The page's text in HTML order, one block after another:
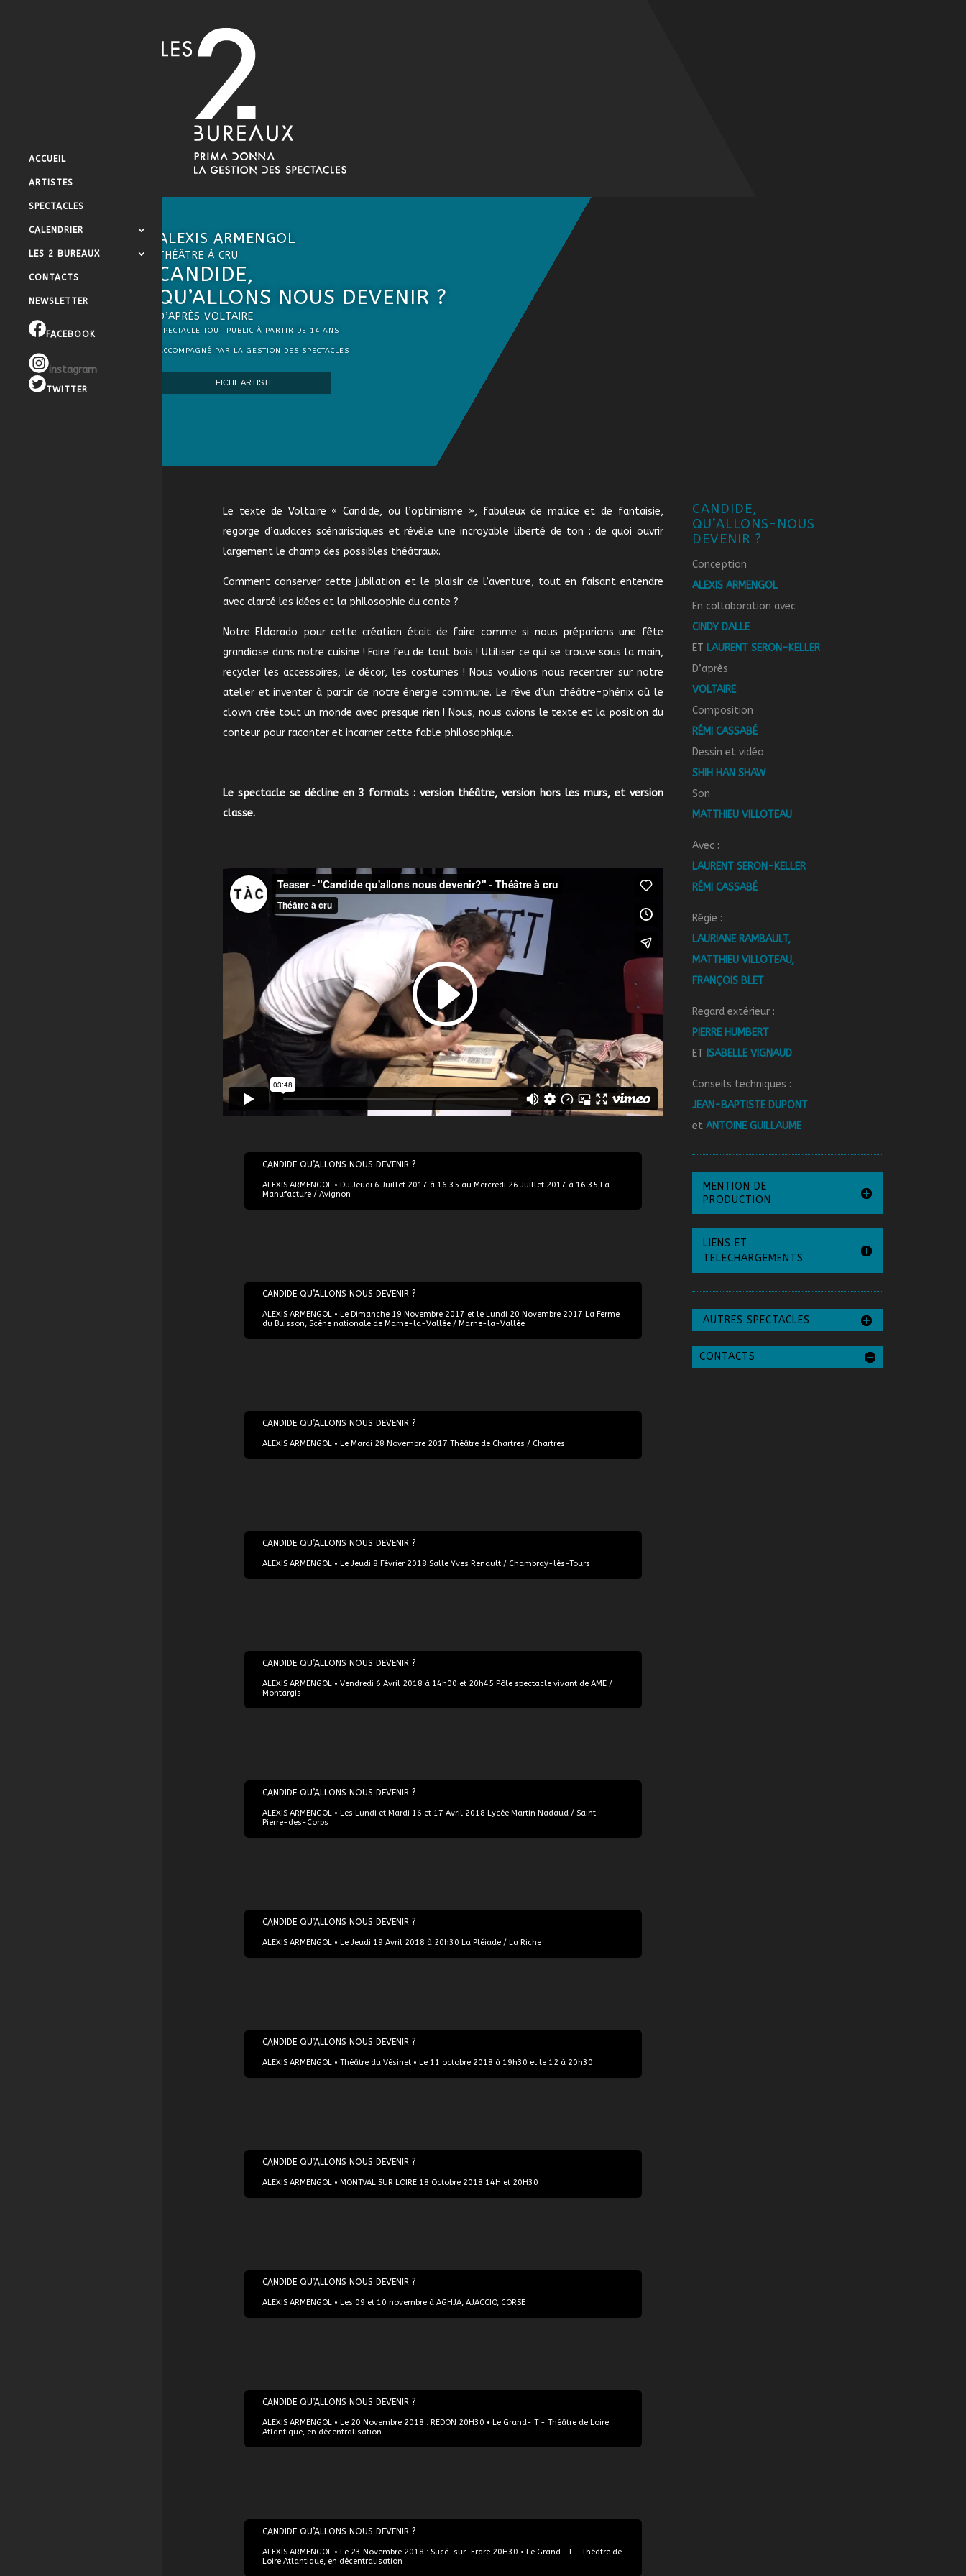
ACCUEIL
ARTISTES
SPECTACLES
CALENDRIER
LES 2 BUREAUX
CONTACTS
NEWSLETTER
FACEBOOK
instagram
TWITTER
ALEXIS ARMENGOL
THÉÂTRE À CRU
CANDIDE,
QU’ALLONS NOUS DEVENIR ?
D’APRÈS VOLTAIRE
SPECTACLE TOUT PUBLIC À PARTIR DE 14 ANS
ACCOMPAGNÉ PAR LA GESTION DES SPECTACLES
FICHE ARTISTE
Le texte de Voltaire « Candide, ou l’optimisme », fabuleux de malice et de fantaisie,
regorge d’audaces scénaristiques et révèle une incroyable liberté de ton : de quoi ouvrir
largement le champ des possibles théâtraux.
Comment conserver cette jubilation et le plaisir de l’aventure, tout en faisant entendre
avec clarté les idées et la philosophie du conte ?
Notre Eldorado pour cette création était de faire comme si nous préparions une fête
grandiose dans notre cuisine ! Faire feu de tout bois ! Utiliser ce qui se trouve sous la main,
recycler les accessoires, le décor, les costumes ! Nous voulions nous recentrer sur notre
atelier et inventer à partir de notre énergie commune. Le rêve d’un théâtre-phénix où le
clown crée tout un monde avec presque rien ! Nous, nous avions le texte et la position du
conteur pour raconter et incarner cette fable philosophique.
Le spectacle se décline en 3 formats : version théâtre, version hors les murs, et version
classe.
06/07/2017
CANDIDE QU’ALLONS NOUS DEVENIR ?
ALEXIS ARMENGOL • Du Jeudi 6 Juillet 2017 à 16:35 au Mercredi 26 Juillet 2017 à 16:35 La
Manufacture / Avignon
19/11/2017
CANDIDE QU’ALLONS NOUS DEVENIR ?
ALEXIS ARMENGOL • Le Dimanche 19 Novembre 2017 et le Lundi 20 Novembre 2017 La Ferme
du Buisson, Scène nationale de Marne-la-Vallée / Marne-la-Vallée
28/11/2017
CANDIDE QU’ALLONS NOUS DEVENIR ?
ALEXIS ARMENGOL • Le Mardi 28 Novembre 2017 Théâtre de Chartres / Chartres
08/02/2018
CANDIDE QU’ALLONS NOUS DEVENIR ?
ALEXIS ARMENGOL • Le Jeudi 8 Février 2018 Salle Yves Renault / Chambray-lès-Tours
06/04/2018
CANDIDE QU’ALLONS NOUS DEVENIR ?
ALEXIS ARMENGOL • Vendredi 6 Avril 2018 à 14h00 et 20h45 Pôle spectacle vivant de AME /
Montargis
16/04/2018
CANDIDE QU’ALLONS NOUS DEVENIR ?
ALEXIS ARMENGOL • Les Lundi et Mardi 16 et 17 Avril 2018 Lycée Martin Nadaud / Saint-
Pierre-des-Corps
19/04/2018
CANDIDE QU’ALLONS NOUS DEVENIR ?
ALEXIS ARMENGOL • Le Jeudi 19 Avril 2018 à 20h30 La Pléiade / La Riche
11/10/2018
CANDIDE QU’ALLONS NOUS DEVENIR ?
ALEXIS ARMENGOL • Théâtre du Vésinet • Le 11 octobre 2018 à 19h30 et le 12 à 20h30
18/10/2018
CANDIDE QU’ALLONS NOUS DEVENIR ?
ALEXIS ARMENGOL • MONTVAL SUR LOIRE 18 Octobre 2018 14H et 20H30
09/11/2018
CANDIDE QU’ALLONS NOUS DEVENIR ?
ALEXIS ARMENGOL • Les 09 et 10 novembre à AGHJA, AJACCIO, CORSE
20/11/2018
CANDIDE QU’ALLONS NOUS DEVENIR ?
ALEXIS ARMENGOL • Le 20 Novembre 2018 : REDON 20H30 • Le Grand- T - Théâtre de Loire
Atlantique, en décentralisation
23/11/2018
CANDIDE QU’ALLONS NOUS DEVENIR ?
ALEXIS ARMENGOL • Le 23 Novembre 2018 : Sucé-sur-Erdre 20H30 • Le Grand- T - Théâtre de
Loire Atlantique, en décentralisation
CANDIDE,
QU’ALLONS-NOUS
DEVENIR ?
Conception
ALEXIS ARMENGOL
En collaboration avec
CINDY DALLE
ET LAURENT SERON-KELLER
D’après
VOLTAIRE
Composition
RÉMI CASSABÉ
Dessin et vidéo
SHIH HAN SHAW
Son
MATTHIEU VILLOTEAU
Avec :
LAURENT SERON-KELLER
RÉMI CASSABÉ
Régie :
LAURIANE RAMBAULT,
MATTHIEU VILLOTEAU,
FRANÇOIS BLET
Regard extérieur :
PIERRE HUMBERT
ET ISABELLE VIGNAUD
Conseils techniques :
JEAN-BAPTISTE DUPONT
et ANTOINE GUILLAUME
MENTION DE
PRODUCTION
LIENS ET
TELECHARGEMENTS
AUTRES SPECTACLES
CONTACTS